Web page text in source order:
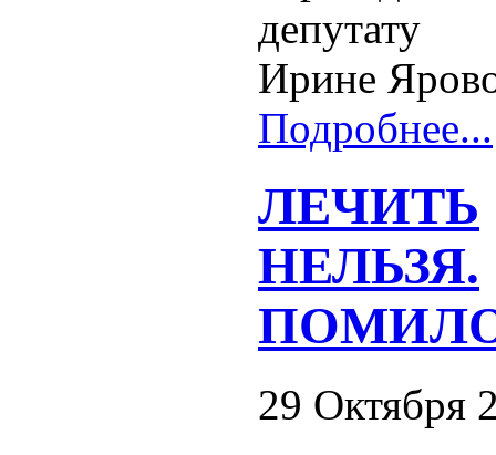
депутату
Ирине
Подробнее...
ЛЕЧИТЬ
НЕЛЬЗЯ.
29 Октября